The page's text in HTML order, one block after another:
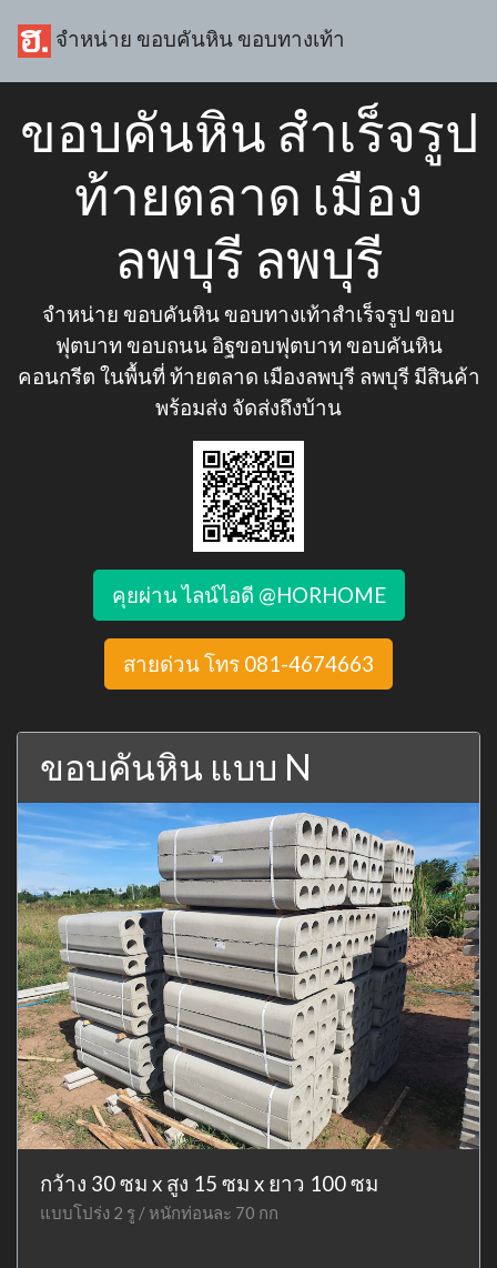
จำหน่าย ขอบคันหิน ขอบทางเท้า
ขอบคันหิน สำเร็จรูป
ท้ายตลาด เมือง
ลพบุรี ลพบุรี
จำหน่าย ขอบคันหิน ขอบทางเท้าสำเร็จรูป ขอบ
ฟุตบาท ขอบถนน อิฐขอบฟุตบาท ขอบคันหิน
คอนกรีต ในพื้นที่ ท้ายตลาด เมืองลพบุรี ลพบุรี มีสินค้า
พร้อมส่ง จัดส่งถึงบ้าน
คุยผ่าน ไลน์ไอดี @HORHOME
สายด่วน โทร 081-4674663
ขอบคันหิน แบบ N
กว้าง 30 ซม x สูง 15 ซม x ยาว 100 ซม
แบบโปร่ง 2 รู / หนักท่อนละ 70 กก